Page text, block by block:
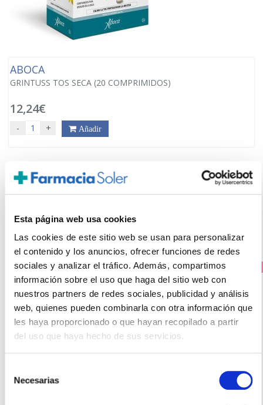
Esta página web usa cookies
Las cookies de este sitio web se usan para personalizar
el contenido y los anuncios, ofrecer funciones de redes
sociales y analizar el tráfico. Además, compartimos
información sobre el uso que haga del sitio web con
nuestros partners de redes sociales, publicidad y análisis
web, quienes pueden combinarla con otra información que
les haya proporcionado o que hayan recopilado a partir
del uso que haya hecho de sus servicios.
Necesarias
ABOCA
GRINTUSS TOS SECA (20 COMPRIMIDOS)
12,24€
- + Añadir
Los clientes que compraron este producto
también compraron
PRECIO ESPECIAL